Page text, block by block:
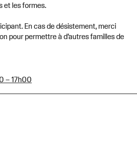
et les formes.
En cas de désistement, merci
pour permettre à d’autres familles de
– 17h00